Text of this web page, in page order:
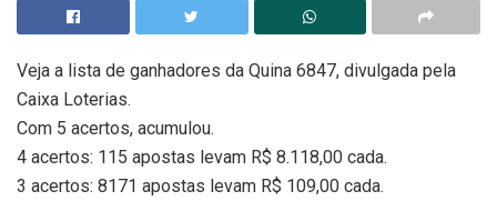
Veja a lista de ganhadores da Quina 6847, divulgada pela
Caixa Loterias.
Com 5 acertos, acumulou.
4 acertos: 115 apostas levam R$ 8.118,00 cada.
3 acertos: 8171 apostas levam R$ 109,00 cada.